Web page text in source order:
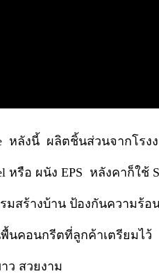
หลังนี้ ผลิตชิ้นส่วนจากโรง
หรือ ผนัง EPS หลังคาก็ใช้
สร้างบ้าน ป้องกันความร้อ
นคอนกรีตที่ลูกค้าเตรียมไว้
ว สวยงาม